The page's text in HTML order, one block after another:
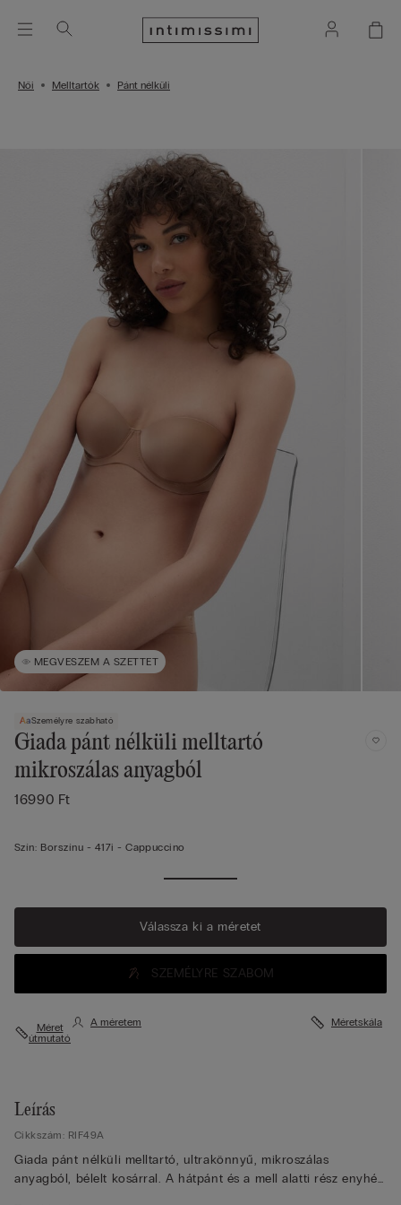
Női Melltartók Pánt nélküli
MEGVESZEM A SZETTET
Személyre szabható
Giada pánt nélküli melltartó
mikroszálas anyagból
16990 Ft
Szín: Borszínu - 417i - Cappuccino
Válassza ki a méretet
SZEMÉLYRE SZABOM
Méret
útmutató
A méretem Méretskála
Leírás
Cikkszám: RIF49A
Giada pánt nélküli melltartó, ultrakönnyű, mikroszálas
anyagból, bélelt kosárral. A hátpánt és a mell alatti rész enyhén